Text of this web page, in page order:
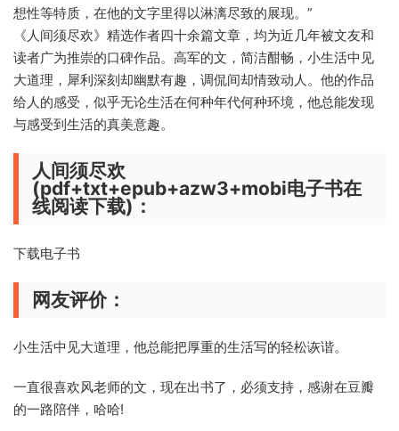
想性等特质，在他的文字里得以淋漓尽致的展现。”
《人间须尽欢》精选作者四十余篇文章，均为近几年被文友和
读者广为推崇的口碑作品。高军的文，简洁酣畅，小生活中见
大道理，犀利深刻却幽默有趣，调侃间却情致动人。他的作品
给人的感受，似乎无论生活在何种年代何种环境，他总能发现
与感受到生活的真美意趣。
人间须尽欢
(pdf+txt+epub+azw3+mobi电子书在
线阅读下载)：
下载电子书
网友评价：
小生活中见大道理，他总能把厚重的生活写的轻松诙谐。
一直很喜欢风老师的文，现在出书了，必须支持，感谢在豆瓣
的一路陪伴，哈哈!